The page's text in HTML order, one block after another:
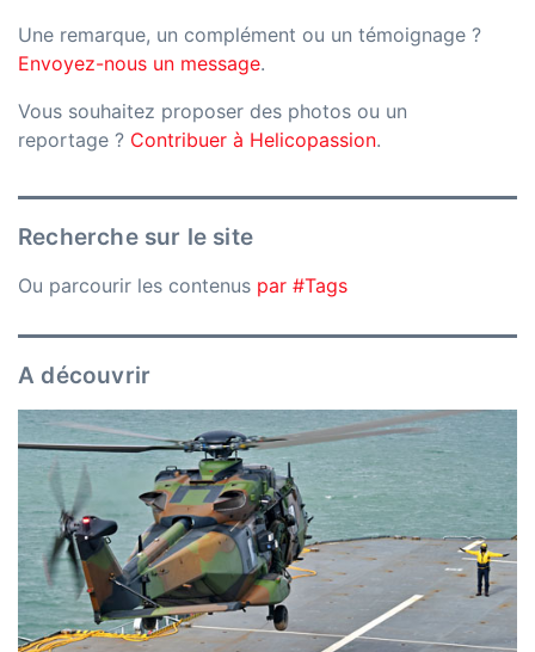
Une remarque, un complément ou un témoignage ?
Envoyez-nous un message.
Vous souhaitez proposer des photos ou un
reportage ? Contribuer à Helicopassion.
Recherche sur le site
Ou parcourir les contenus par #Tags
A découvrir